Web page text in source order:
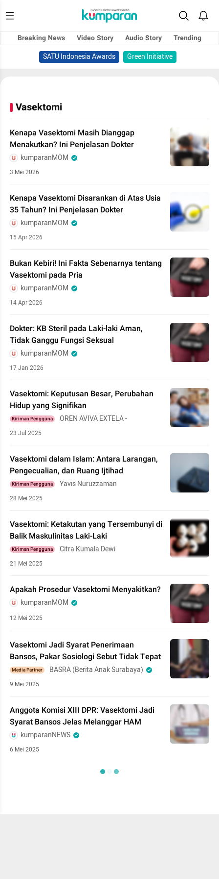
Breaking News Video Story Audio Story
Trending
SATU Indonesia Awards
Green Initiative
Vasektomi
Kenapa Vasektomi Masih Dianggap
Menakutkan? Ini Penjelasan Dokter
kumparanMOM
3 Mei 2026
Kenapa Vasektomi Disarankan di Atas Usia
35 Tahun? Ini Penjelasan Dokter
kumparanMOM
15 Apr 2026
Bukan Kebiri! Ini Fakta Sebenarnya tentang
Vasektomi pada Pria
kumparanMOM
14 Apr 2026
Dokter: KB Steril pada Laki-laki Aman,
Tidak Ganggu Fungsi Seksual
kumparanMOM
17 Jan 2026
Vasektomi: Keputusan Besar, Perubahan
Hidup yang Signifikan
Kiriman Pengguna OREN AVIVA EXTELA -
23 Jul 2025
Vasektomi dalam Islam: Antara Larangan,
Pengecualian, dan Ruang Ijtihad
Kiriman Pengguna Yavis Nuruzzaman
28 Mei 2025
Vasektomi: Ketakutan yang Tersembunyi di
Balik Maskulinitas Laki-Laki
Kiriman Pengguna Citra Kumala Dewi
21 Mei 2025
Apakah Prosedur Vasektomi Menyakitkan?
kumparanMOM
12 Mei 2025
Vasektomi Jadi Syarat Penerimaan
Bansos, Pakar Sosiologi Sebut Tidak Tepat
Media Partner BASRA (Berita Anak Surabaya)
9 Mei 2025
Anggota Komisi XIII DPR: Vasektomi Jadi
Syarat Bansos Jelas Melanggar HAM
kumparanNEWS
6 Mei 2025